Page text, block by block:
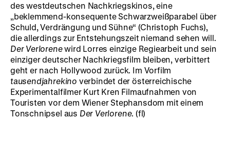
des westdeutschen Nachkriegskinos, eine
„beklemmend-konsequente Schwarzweißparabel über
Schuld, Verdrängung und Sühne“ (Christoph Fuchs),
die allerdings zur Entstehungszeit niemand sehen will.
Der Verlorenewird Lorres einzige Regiearbeit und sein
einziger deutscher Nachkriegsfilm bleiben, verbittert
geht er nach Hollywood zurück. Im Vorfilm
tausendjahrekino verbindet der österreichische
Experimentalfilmer Kurt Kren Filmaufnahmen von
Touristen vor dem Wiener Stephansdom mit einem
Tonschnipsel aus Der Verlorene. (fl)